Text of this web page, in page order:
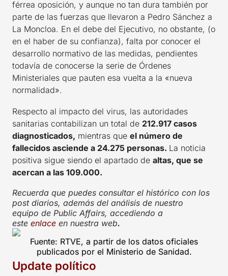
férrea oposición, y aunque no tan dura también por
parte de las fuerzas que llevaron a Pedro Sánchez a
La Moncloa. En el debe del Ejecutivo, no obstante, (o
en el haber de su confianza), falta por conocer el
desarrollo normativo de las medidas, pendientes
todavía de conocerse la serie de Órdenes
Ministeriales que pauten esa vuelta a la «nueva
normalidad».
Respecto al impacto del virus, las autoridades
sanitarias contabilizan un total de 212.917 casos
diagnosticados, mientras que el número de
fallecidos asciende a 24.275 personas. La noticia
positiva sigue siendo el apartado de altas, que se
acercan a las 109.000.
Recuerda que puedes consultar el histórico con los
post diarios, además del análisis de nuestro
equipo de Public Affairs, accediendo a
este enlace en nuestra web.
Fuente: RTVE, a partir de los datos oficiales
publicados por el Ministerio de Sanidad.
Update político